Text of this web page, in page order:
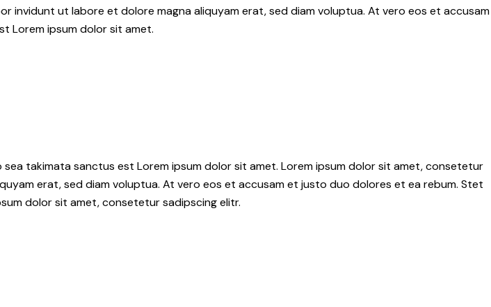
invidunt ut labore et dolore magna aliquyam erat, sed diam voluptua. At vero eos et accusam
Lorem ipsum dolor sit amet.
takimata sanctus est Lorem ipsum dolor sit amet. Lorem ipsum dolor sit amet, consetetur
erat, sed diam voluptua. At vero eos et accusam et justo duo dolores et ea rebum. Stet
dolor sit amet, consetetur sadipscing elitr.